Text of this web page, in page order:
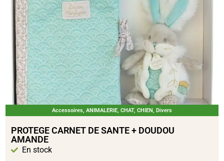
Accessoires, ANIMALERIE, CHAT, CHIEN, Divers
PROTEGE CARNET DE SANTE + DOUDOU
AMANDE
En stock